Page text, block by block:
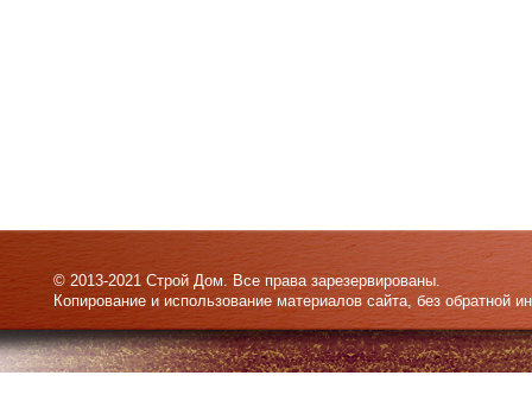
© 2013-2021 Строй Дом. Все права зарезервированы.
Копирование и использование материалов сайта, без обратной